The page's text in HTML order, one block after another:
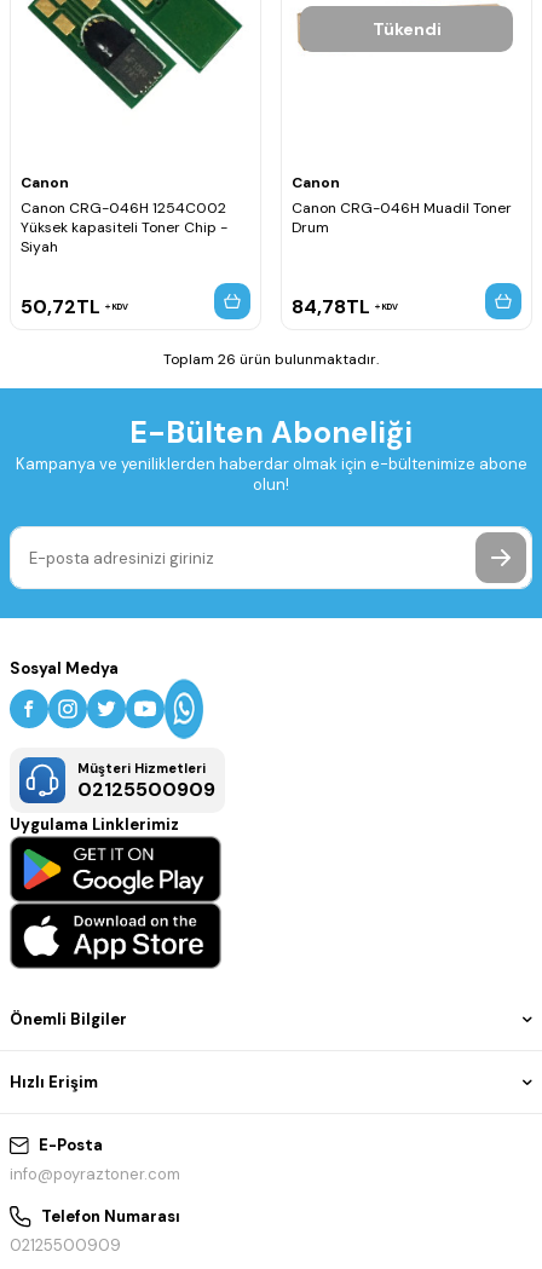
Canon
Canon CRG-046H 1254C002
Yüksek kapasiteli Toner Chip -
Siyah
50,72TL KDV
Tükendi
Canon
Canon CRG-046H Muadil Toner
Drum
84,78TL KDV
Toplam 26 ürün bulunmaktadır.
E-Bülten Aboneliği
Kampanya ve yeniliklerden haberdar olmak için e-bültenimize abone
olun!
E-Posta
info@poyraztoner.com
Telefon Numarası
02125500909
Önemli Bilgiler
Hızlı Erişim
Sosyal Medya
Müşteri Hizmetleri
02125500909
Uygulama Linklerimiz